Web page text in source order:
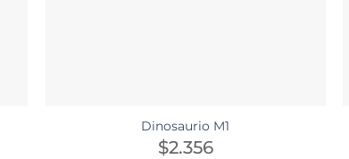
Dinosaurio M1
$2.356